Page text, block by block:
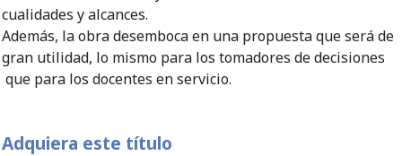
cualidades y alcances.
Además, la obra desemboca en una propuesta que será de
gran utilidad, lo mismo para los tomadores de decisiones
que para los docentes en servicio.
Adquiera este título